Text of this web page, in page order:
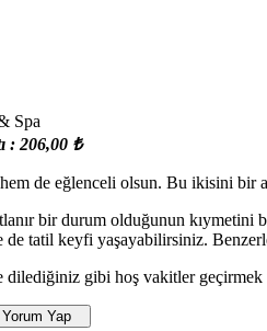
: 206,00 ₺
de eğlenceli olsun. Bu ikisini
bir durum olduğunun
de tatil keyfi yaşayabilirsiniz.
dilediğiniz gibi hoş vakitler
Yorum Yap